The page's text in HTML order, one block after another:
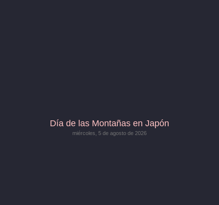
Día de las Montañas en Japón
miércoles, 5 de agosto de 2026